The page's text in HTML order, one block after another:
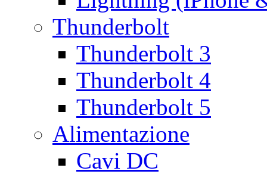
Thunderbolt
Thunderbolt 3
Thunderbolt 4
Thunderbolt 5
Alimentazione
Cavi DC